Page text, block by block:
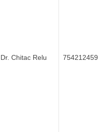
Dr. Chitac Relu 754212459